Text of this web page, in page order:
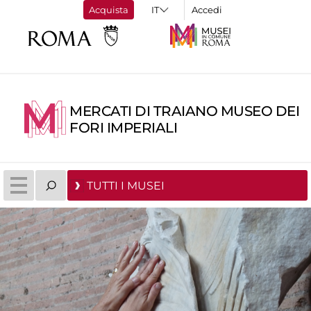
Acquista Accedi
MERCATI DI TRAIANO MUSEO DEI
FORI IMPERIALI
TUTTI I MUSEI